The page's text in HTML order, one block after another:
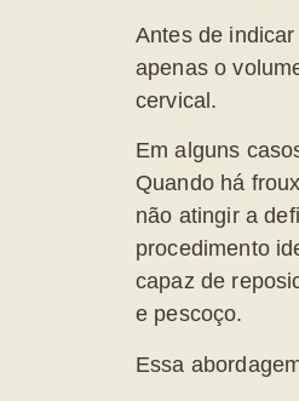
Antes de indicar
apenas o
cervical.
Em alguns
Quando há
não atingir a
procedimento
capaz de
e pescoço.
Essa